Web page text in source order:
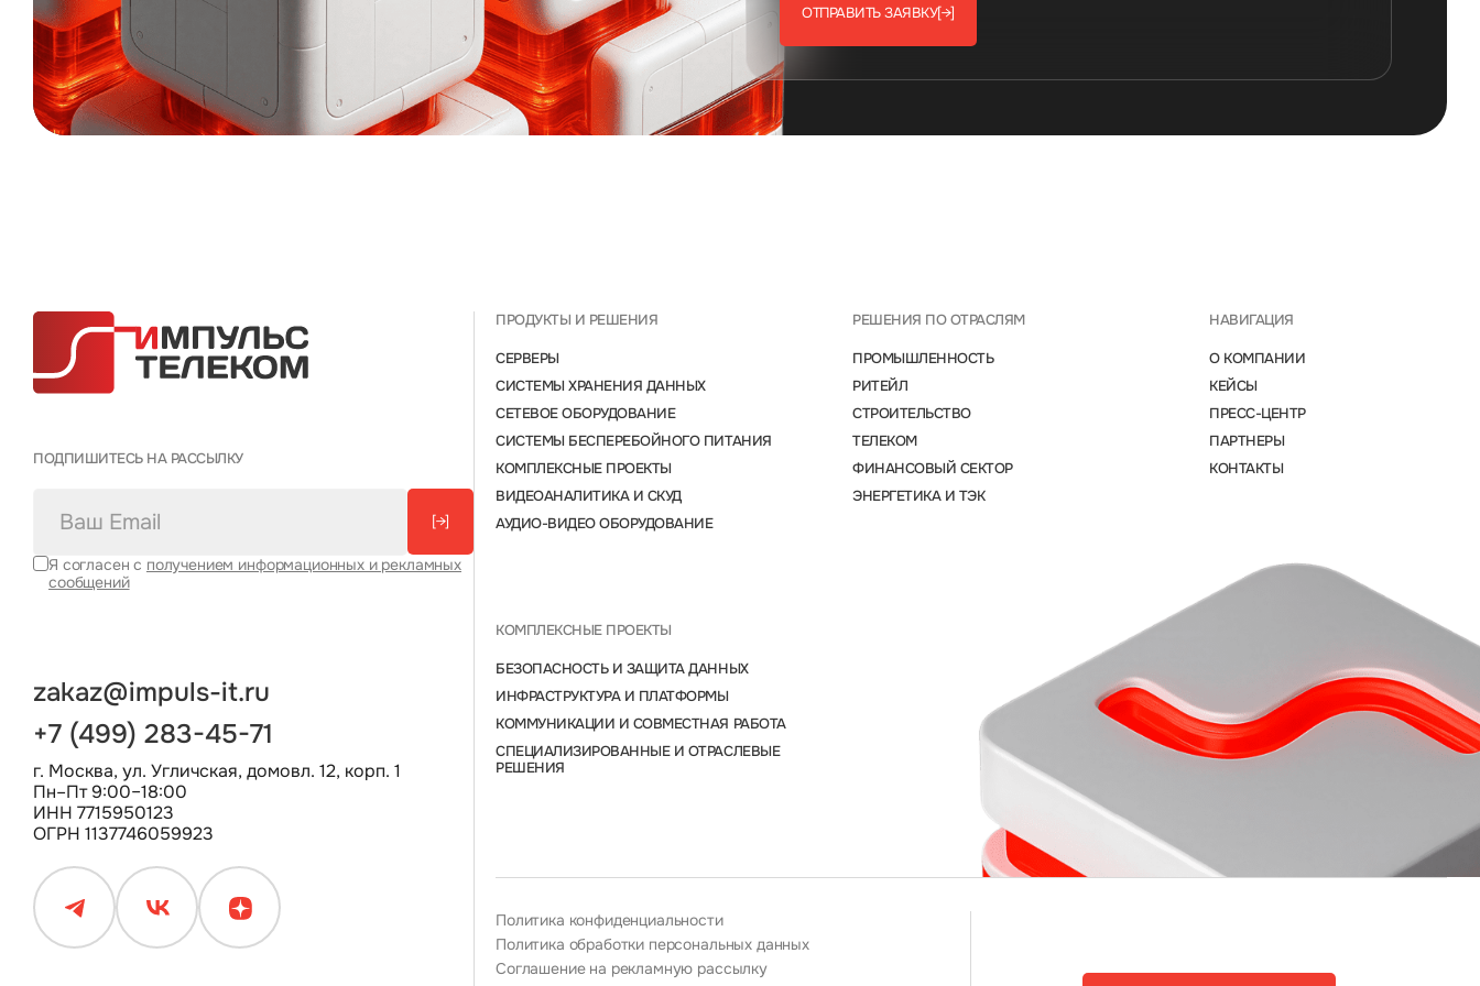
ОТПРАВИТЬ ЗАЯВКУ[→]
ПОДПИШИТЕСЬ НА РАССЫЛКУ
[→]
Я согласен с получением информационных и рекламных
сообщений
zakaz@impuls-it.ru
+7 (499) 283-45-71
г. Москва, ул. Угличская, домовл. 12, корп. 1
Пн–Пт 9:00–18:00
ИНН 7715950123
ОГРН 1137746059923
ПРОДУКТЫ И РЕШЕНИЯ
СЕРВЕРЫ
СИСТЕМЫ ХРАНЕНИЯ ДАННЫХ
СЕТЕВОЕ ОБОРУДОВАНИЕ
СИСТЕМЫ БЕСПЕРЕБОЙНОГО ПИТАНИЯ
КОМПЛЕКСНЫЕ ПРОЕКТЫ
ВИДЕОАНАЛИТИКА И СКУД
АУДИО-ВИДЕО ОБОРУДОВАНИЕ
РЕШЕНИЯ ПО ОТРАСЛЯМ
ПРОМЫШЛЕННОСТЬ
РИТЕЙЛ
СТРОИТЕЛЬСТВО
ТЕЛЕКОМ
ФИНАНСОВЫЙ СЕКТОР
ЭНЕРГЕТИКА И ТЭК
НАВИГАЦИЯ
О КОМПАНИИ
КЕЙСЫ
ПРЕСС-ЦЕНТР
ПАРТНЕРЫ
КОНТАКТЫ
КОМПЛЕКСНЫЕ ПРОЕКТЫ
БЕЗОПАСНОСТЬ И ЗАЩИТА ДАННЫХ
ИНФРАСТРУКТУРА И ПЛАТФОРМЫ
КОММУНИКАЦИИ И СОВМЕСТНАЯ РАБОТА
СПЕЦИАЛИЗИРОВАННЫЕ И ОТРАСЛЕВЫЕ
РЕШЕНИЯ
Политика конфиденциальности
Политика обработки персональных данных
Соглашение на рекламную рассылку